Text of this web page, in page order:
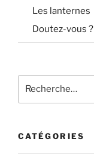
Les lanternes
Doutez-vous ?
pour
CATÉGORIES